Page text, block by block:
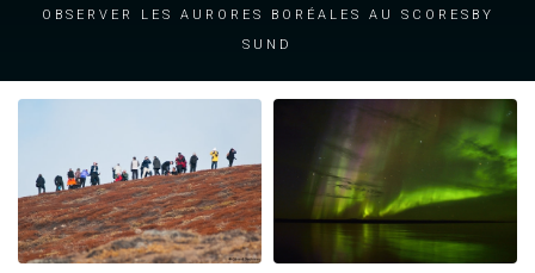
Observer les aurores boréales au Scoresby
Sund